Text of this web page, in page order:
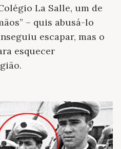
La Salle, um de
– quis abusá-lo
escapar, mas o
esquecer